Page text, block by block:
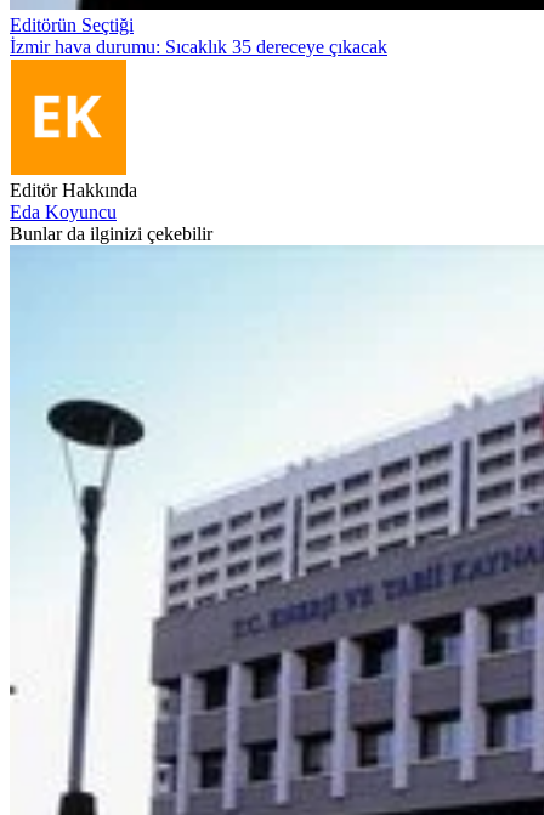
Editörün Seçtiği
İzmir hava durumu: Sıcaklık 35 dereceye çıkacak
Editör Hakkında
Eda Koyuncu
Bunlar da ilginizi çekebilir